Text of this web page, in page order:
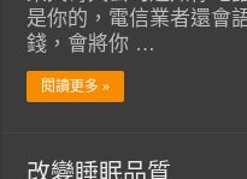
是你的，電信業者還會
錢，會將你 …
閱讀更多 »
改變睡眠品質